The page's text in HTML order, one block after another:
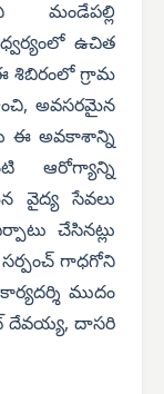
మండేపల్లి
ఉచిత
శిబిరంలో గ్రామ
అవసరమైన
ఈ అవకాశాన్ని
ఆరోగ్యాన్ని
వైద్య సేవలు
చేసినట్లు
గాధగోని
ముదం
దేవయ్య, దాసరి